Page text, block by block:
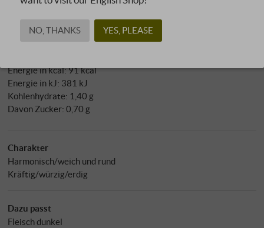
Allergene
enthält Sulfite
Energie in kcal: 91 kcal
Energie in kJ: 381 kJ
Kohlenhydrate: 1,40 g
Davon Zucker: 0,70 g
Charakter
Harmonisch/weich und rund
Kräftig/würzig/erdig
Dazu passt
Fleisch dunkel
NO, THANKS YES, PLEASE